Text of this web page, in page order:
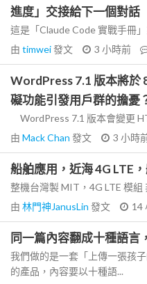
進度」交接給下一個對話
這是「Claude Code 實戰手冊
由 timwei發文 3 小時前
WordPress 7.1 版本將於
礙功能引發用戶群的擔憂
WordPress 7.1 版本會變更
由 Mack Chan 發文 3 小時
船舶應用，近海 4G LTE
整機台灣製 MIT，4G LTE 模組
由 林門神JanusLin 發文 14
同一篇內容翻成十種語言
我們做的是一套「上傳一張孩
的產品，內容要以十種語...